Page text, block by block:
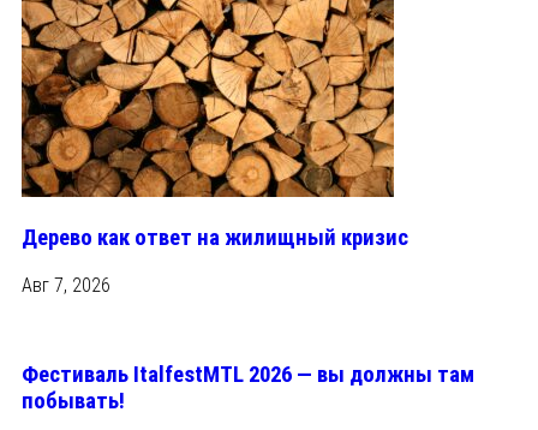
Дерево как ответ на жилищный кризис
Авг 7, 2026
Фестиваль ItalfestMTL 2026 — вы должны там
побывать!